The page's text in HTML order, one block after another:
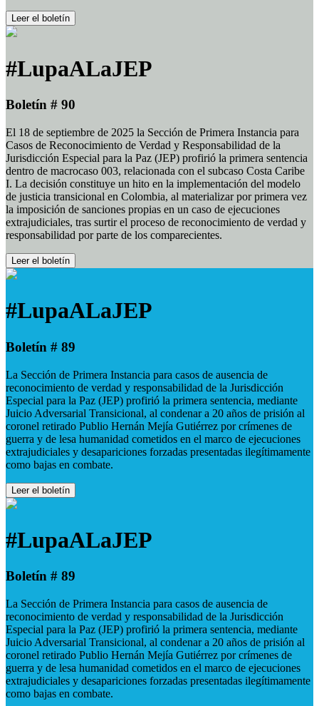
Leer el boletín
#LupaALaJEP
Boletín # 90
El 18 de septiembre de 2025 la Sección de Primera Instancia para
Casos de Reconocimiento de Verdad y Responsabilidad de la
Jurisdicción Especial para la Paz (JEP) profirió la primera sentencia
dentro de macrocaso 003, relacionada con el subcaso Costa Caribe
I. La decisión constituye un hito en la implementación del modelo
de justicia transicional en Colombia, al materializar por primera vez
la imposición de sanciones propias en un caso de ejecuciones
extrajudiciales, tras surtir el proceso de reconocimiento de verdad y
responsabilidad por parte de los comparecientes.
Leer el boletín
#LupaALaJEP
Boletín # 89
La Sección de Primera Instancia para casos de ausencia de
reconocimiento de verdad y responsabilidad de la Jurisdicción
Especial para la Paz (JEP) profirió la primera sentencia, mediante
Juicio Adversarial Transicional, al condenar a 20 años de prisión al
coronel retirado Publio Hernán Mejía Gutiérrez por crímenes de
guerra y de lesa humanidad cometidos en el marco de ejecuciones
extrajudiciales y desapariciones forzadas presentadas ilegítimamente
como bajas en combate.
Leer el boletín
#LupaALaJEP
Boletín # 89
La Sección de Primera Instancia para casos de ausencia de
reconocimiento de verdad y responsabilidad de la Jurisdicción
Especial para la Paz (JEP) profirió la primera sentencia, mediante
Juicio Adversarial Transicional, al condenar a 20 años de prisión al
coronel retirado Publio Hernán Mejía Gutiérrez por crímenes de
guerra y de lesa humanidad cometidos en el marco de ejecuciones
extrajudiciales y desapariciones forzadas presentadas ilegítimamente
como bajas en combate.